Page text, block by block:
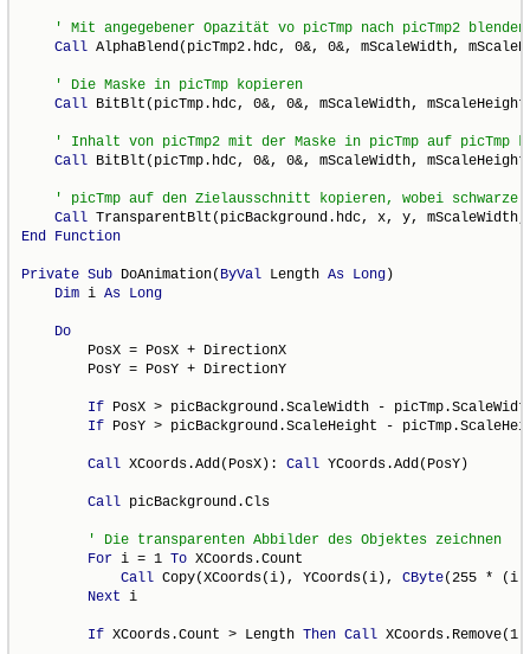
Call AlphaBlend(picTmp2.hdc, 0&, 0&, mScaleWidth,
Call BitBlt(picTmp.hdc, 0&, 0&, mScaleWidth,
Call BitBlt(picTmp.hdc, 0&, 0&, mScaleWidth,
Call
End
Function
Private Sub DoAnimation( ByVal Length As Long)
Dim i As Long
Do
        PosX = PosX + DirectionX
        PosY = PosY + DirectionY
If PosX > picBackground.ScaleWidth -
If PosY > picBackground.ScaleHeight -
Call XCoords.Add(PosX): Call YCoords.Add(PosY)
Call picBackground.Cls
For i = 1 To XCoords.Count
Call Copy(XCoords(i), YCoords(i), CByte(255 * (i /
Next i
If XCoords.Count > Length Then Call